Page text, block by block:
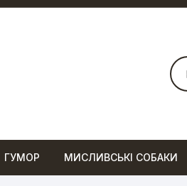
ГУМОР МИСЛИВСЬКІ СОБАКИ